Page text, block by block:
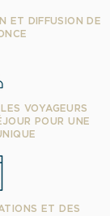
ET DIFFUSION DE
VOYAGEURS
POUR UNE
ET DES